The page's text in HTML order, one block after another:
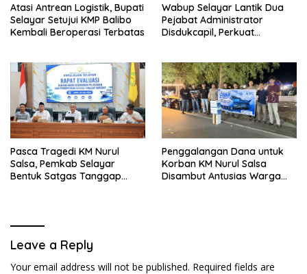
Atasi Antrean Logistik, Bupati
Selayar Setujui KMP Balibo
Kembali Beroperasi Terbatas
Wabup Selayar Lantik Dua
Pejabat Administrator
Disdukcapil, Perkuat
Pasca Tragedi KM Nurul
Salsa, Pemkab Selayar
Bentuk Satgas Tanggap
Penggalangan Dana untuk
Korban KM Nurul Salsa
Disambut Antusias Warga
Leave a Reply
Your email address will not be published. Required fields are